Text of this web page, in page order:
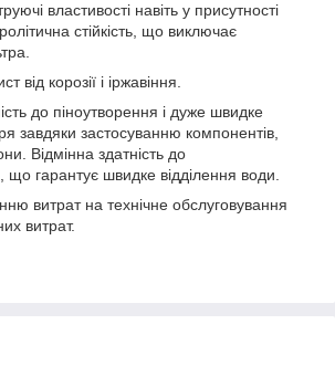
властивості навіть у присутності
стійкість, що виключає
від корозії і іржавіння.
до піноутворення і дуже швидке
завдяки застосуванню компонентів,
Відмінна здатність до
що гарантує швидке відділення води.
витрат на технічне обслуговування
витрат.